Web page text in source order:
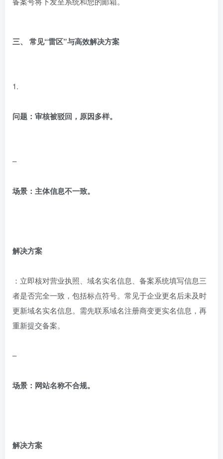
备案号将下发至系统和您的邮箱。
三、 常见“雷区”与高效解决方案
1.
问题：审核被驳回，原因多样。
–
场景：主体信息不一致。
解决方案
：立即核对营业执照、域名实名信息、备案系统填写信息三
者是否完全一致，包括标点符号。常见于企业更名后未及时
更新域名实名信息。需先联系域名注册商变更实名信息，再
重新提交备案。
–
场景：网站名称不合规。
解决方案